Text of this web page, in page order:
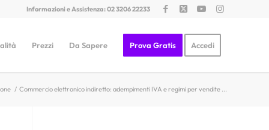
Informazioni e Assistenza: 02 3206 22233
Prezzi Da Sapere Prova Gratis Accedi
/ Commercio elettronico indiretto: adempimenti IVA e regimi per vendite ...